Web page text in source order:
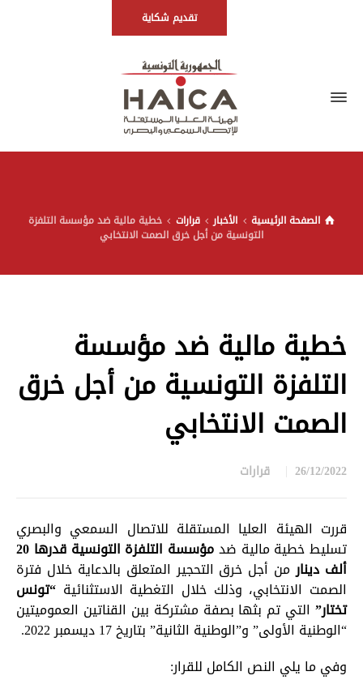
تقديم شكاية
الصفحة الرئيسية الأخبار قرارات
خطية مالية ضد مؤسسة التلفزة
التونسية من أجل خرق الصمت الانتخابي
خطية مالية ضد مؤسسة
التلفزة التونسية من أجل خرق
الصمت الانتخابي
26/12/2022 قرارات
قررت الهيئة العليا المستقلة للاتصال السمعي والبصري
تسليط خطية مالية ضدمؤسسة التلفزة التونسية
قدرها 20
ألف دينارمن أجل خرق التحجير المتعلق بالدعاية خلال فترة
الصمت الانتخابي، وذلك خلال التغطية الاستثنائية “تونس
تختار” التي تم بثها بصفة مشتركة بين القناتين العموميتين
“الوطنية الأولى” و”الوطنية الثانية” بتاريخ 17 ديسمبر 2022.
وفي ما يلي النص الكامل للقرار: